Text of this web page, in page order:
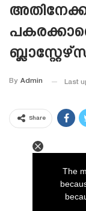
By Admin Last
Share
The